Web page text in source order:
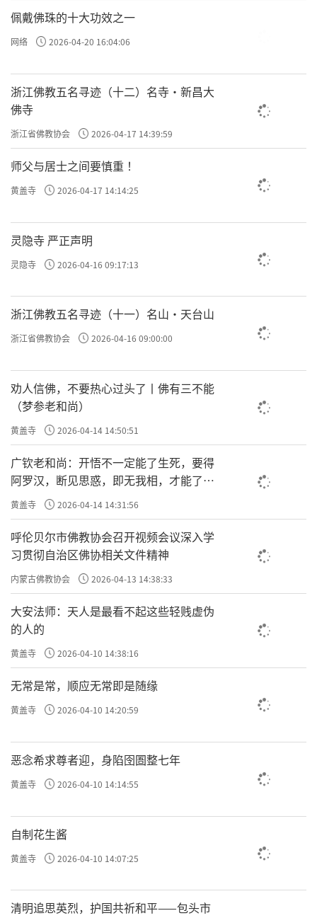
佩戴佛珠的十大功效之一
网络 2026-04-20 16:04:06
浙江佛教五名寻迹（十二）名寺·新昌大
佛寺
浙江省佛教协会 2026-04-17 14:39:59
师父与居士之间要慎重 ！
黄盖寺 2026-04-17 14:14:25
灵隐寺 严正声明
灵隐寺 2026-04-16 09:17:13
浙江佛教五名寻迹（十一）名山·天台山
浙江省佛教协会 2026-04-16 09:00:00
劝人信佛，不要热心过头了丨佛有三不能
（梦参老和尚）
黄盖寺 2026-04-14 14:50:51
广钦老和尚：开悟不一定能了生死，要得
阿罗汉，断见思惑，即无我相，才能了生
死
黄盖寺 2026-04-14 14:31:56
呼伦贝尔市佛教协会召开视频会议深入学
习贯彻自治区佛协相关文件精神
内蒙古佛教协会 2026-04-13 14:38:33
大安法师：天人是最看不起这些轻贱虚伪
的人的
黄盖寺 2026-04-10 14:38:16
无常是常，顺应无常即是随缘
黄盖寺 2026-04-10 14:20:59
恶念希求尊者迎，身陷囹圄整七年
黄盖寺 2026-04-10 14:14:55
自制花生酱
黄盖寺 2026-04-10 14:07:25
清明追思英烈，护国共祈和平——包头市